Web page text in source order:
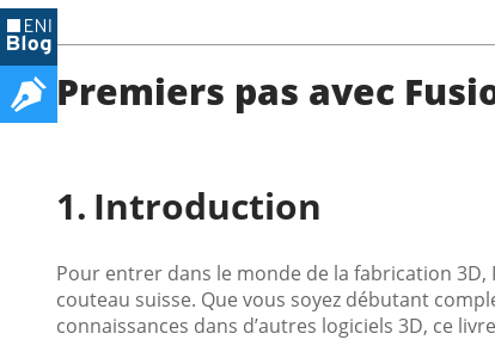
Premiers pas avec
Introduction
Pour entrer dans le monde de la fabrication
couteau suisse. Que vous soyez débutant
connaissances dans d’autres logiciels 3D, ce